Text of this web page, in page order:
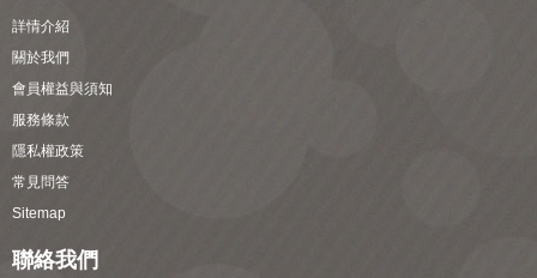
詳情介紹
關於我們
會員權益與須知
服務條款
隱私權政策
常見問答
Sitemap
聯絡我們